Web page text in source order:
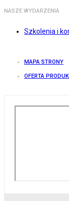
NASZE WYDARZENIA
Szkolenia i
MAPA STRONY
OFERTA